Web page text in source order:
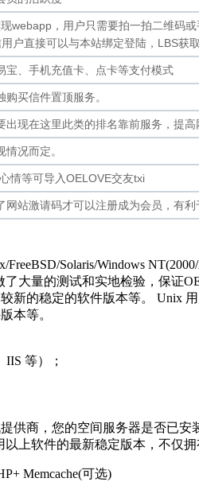
webapp，用户只需要拍一拍二维码
户直接可以与本站绑定登陆，LBS获
宝、手机充值卡、点卡等支付模式
买信件置顶服务。
现在这里此类的排名靠前服务，提高
况而定。
情等可导入OELOVE交友txi
网站激请码才可以注册成为会员，有利
Solaris/Windows NT(2000/
大量的测试和实地检验，保证
新的稳定的软件版本等。 Unix
本等。
IIS 等）；
供商，您的空间服务器是否已安
上软件的最新稳定版本，不仅
Memcache(可选)